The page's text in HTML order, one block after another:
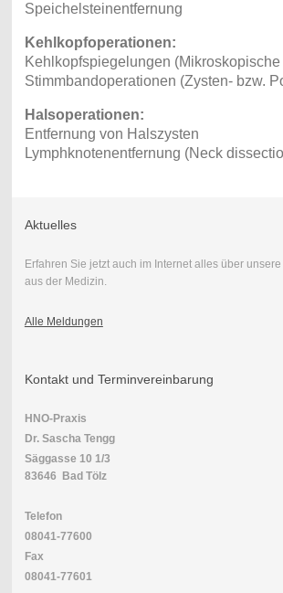
Speichelsteinentfernung
Kehlkopfoperationen:
Kehlkopfspiegelungen
Stimmbandoperationen (Zysten- bzw.
Halsoperationen:
Entfernung von Halszysten
Lymphknotenentfernung (Neck
Aktuelles
Erfahren Sie jetzt auch im Internet alles über
aus der Medizin.
Alle Meldungen
Kontakt und Terminvereinbarung
HNO-Praxis
Dr. Sascha Tengg
Säggasse 10 1/3
83646 Bad Tölz
Telefon
08041-77600
Fax
08041-77601